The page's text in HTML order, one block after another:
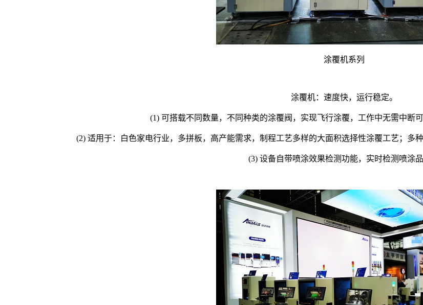
涂覆机系列
涂覆机：速度快，运行稳定。
(1) 可搭载不同数量，不同种类的涂覆阀，实现飞行涂覆，工作中无需中断
(2) 适用于：白色家电行业，多拼板，高产能需求，制程工艺多样的大面积选择性涂覆工艺；多
(3) 设备自带喷涂效果检测功能，实时检测喷涂品